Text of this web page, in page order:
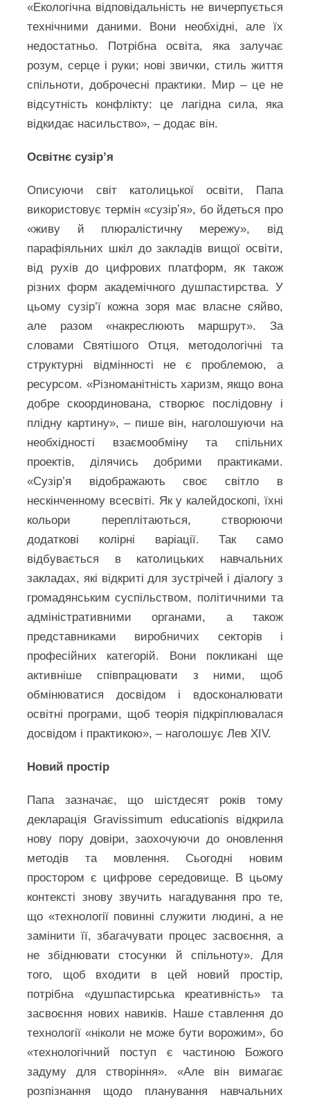
«Екологічна відповідальність не вичерпується
технічними даними. Вони необхідні, але їх
недостатньо. Потрібна освіта, яка залучає
розум, серце і руки; нові звички, стиль життя
спільноти, доброчесні практики. Мир – це не
відсутність конфлікту: це лагідна сила, яка
відкидає насильство», – додає він.
Освітнє сузір’я
Описуючи світ католицької освіти, Папа
використовує термін «сузірʼя», бо йдеться про
«живу й плюралістичну мережу», від
парафіяльних шкіл до закладів вищої освіти,
від рухів до цифрових платформ, як також
різних форм академічного душпастирства. У
цьому сузір’ї кожна зоря має власне сяйво,
але разом «накреслюють маршрут». За
словами Святішого Отця, методологічні та
структурні відмінності не є проблемою, а
ресурсом. «Різноманітність харизм, якщо вона
добре скоординована, створює послідовну і
плідну картину», – пише він, наголошуючи на
необхідності взаємообміну та спільних
проектів, ділячись добрими практиками.
«Сузір’я відображають своє світло в
нескінченному всесвіті. Як у калейдоскопі, їхні
кольори переплітаються, створюючи
додаткові колірні варіації. Так само
відбувається в католицьких навчальних
закладах, які відкриті для зустрічей і діалогу з
громадянським суспільством, політичними та
адміністративними органами, а також
представниками виробничих секторів і
професійних категорій. Вони покликані ще
активніше співпрацювати з ними, щоб
обмінюватися досвідом і вдосконалювати
освітні програми, щоб теорія підкріплювалася
досвідом і практикою», – наголошує Лев XIV.
Новий простір
Папа зазначає, що шістдесят років тому
декларація Gravissimum educationis відкрила
нову пору довіри, заохочуючи до оновлення
методів та мовлення. Сьогодні новим
простором є цифрове середовище. В цьому
контексті знову звучить нагадування про те,
що «технології повинні служити людині, а не
замінити її, збагачувати процес засвоєння, а
не збіднювати стосунки й спільноту». Для
того, щоб входити в цей новий простір,
потрібна «душпастирська креативність» та
засвоєння нових навиків. Наше ставлення до
технології «ніколи не може бути ворожим», бо
«технологічний поступ є частиною Божого
задуму для створіння». «Але він вимагає
розпізнання щодо планування навчальних